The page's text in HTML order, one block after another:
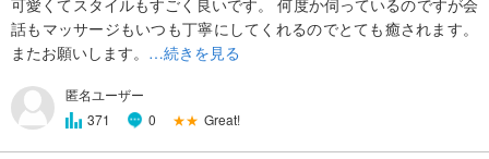
可愛くてスタイルもすごく良いです。 何度か伺っているのですが会
話もマッサージもいつも丁寧にしてくれるのでとても癒されます。
またお願いします。 …続きを見る
匿名ユーザー
371
0 ★★ Great!